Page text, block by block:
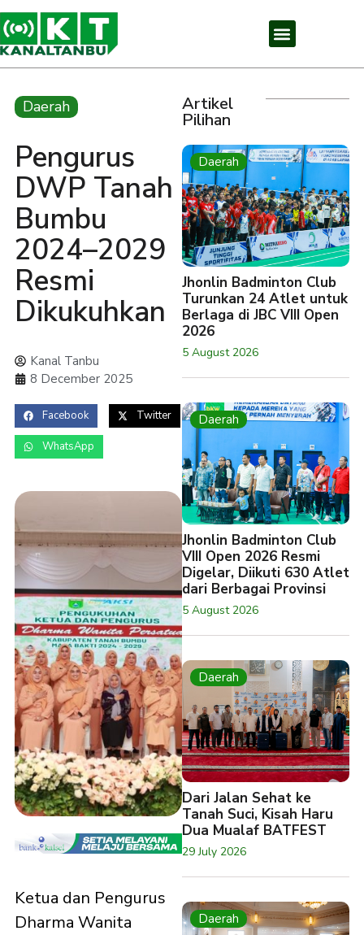
Daerah
Pengurus
DWP Tanah
Bumbu
2024–2029
Resmi
Dikukuhkan
Kanal Tanbu
8 December 2025
Facebook Twitter
WhatsApp
Ketua dan Pengurus
Dharma Wanita
Artikel
Pilihan
Daerah
Jhonlin Badminton Club
Turunkan 24 Atlet untuk
Berlaga di JBC VIII Open
2026
5 August 2026
Daerah
Jhonlin Badminton Club
VIII Open 2026 Resmi
Digelar, Diikuti 630 Atlet
dari Berbagai Provinsi
5 August 2026
Daerah
Dari Jalan Sehat ke
Tanah Suci, Kisah Haru
Dua Mualaf BATFEST
29 July 2026
Daerah